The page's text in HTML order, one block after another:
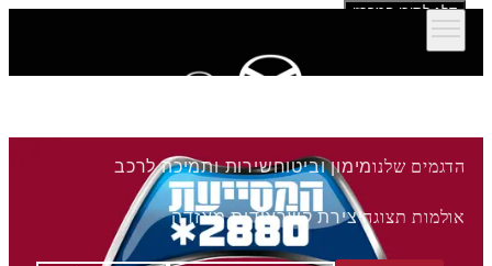
דלג לתוכן המרכזי
הדגמים שלנומימון וביטוחשירות ותמיכה לרכב
אולמות תצוגהיצירת קשראודות מאזדה